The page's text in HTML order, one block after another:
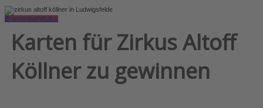
BrandenburgKultur
Karten für Zirkus Altoff
Köllner zu gewinnen